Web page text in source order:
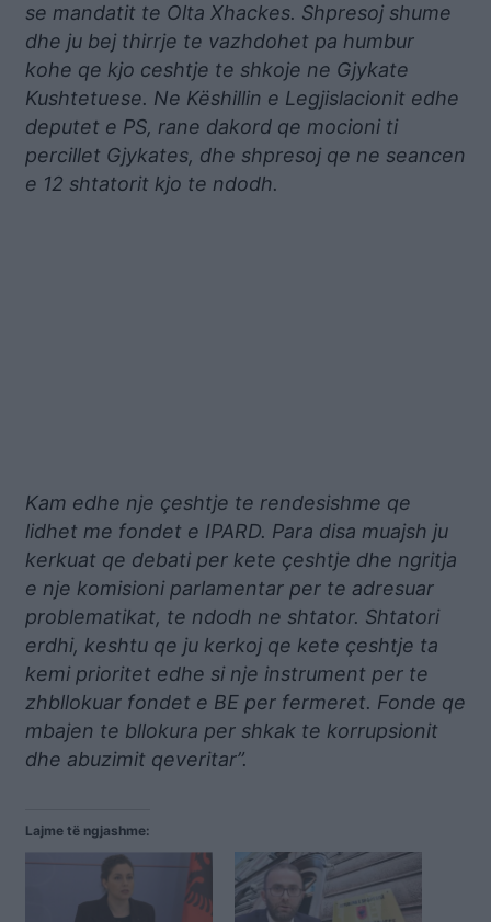
se mandatit te Olta Xhackes. Shpresoj shume
dhe ju bej thirrje te vazhdohet pa humbur
kohe qe kjo ceshtje te shkoje ne Gjykate
Kushtetuese. Ne Këshillin e Legjislacionit edhe
deputet e PS, rane dakord qe mocioni ti
percillet Gjykates, dhe shpresoj qe ne seancen
e 12 shtatorit kjo te ndodh.
Kam edhe nje çeshtje te rendesishme qe
lidhet me fondet e IPARD. Para disa muajsh ju
kerkuat qe debati per kete çeshtje dhe ngritja
e nje komisioni parlamentar per te adresuar
problematikat, te ndodh ne shtator. Shtatori
erdhi, keshtu qe ju kerkoj qe kete çeshtje ta
kemi prioritet edhe si nje instrument per te
zhbllokuar fondet e BE per fermeret. Fonde qe
mbajen te bllokura per shkak te korrupsionit
dhe abuzimit qeveritar”.
Lajme të ngjashme: